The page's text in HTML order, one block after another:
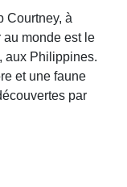
Courtney, à
monde est le
aux Philippines.
et une faune
par